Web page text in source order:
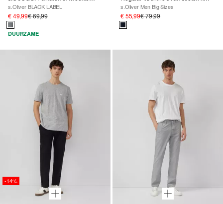
s.Oliver BLACK LABEL
€ 49,99€ 69,99
DUURZAME
s.Oliver Men Big Sizes
€ 55,99€ 79,99
-14%